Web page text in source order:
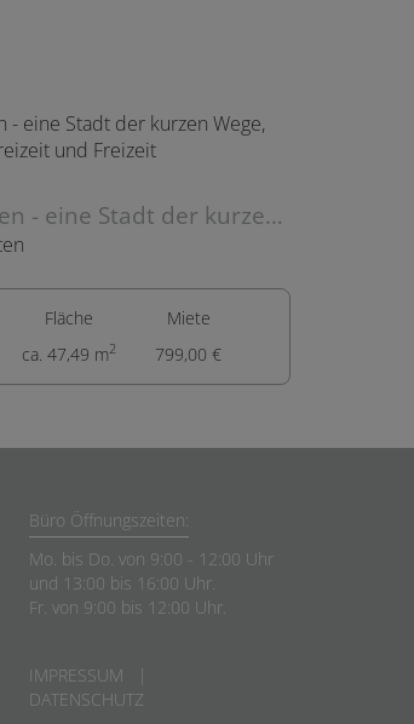
Q11 / St. Pölten - eine Stadt der kurzen Wege, kombiniert mit Freizeit und Freizeit
Fläche
ca. 47,49 m2
Miete
799,00 €
Büro Öffnungszeiten:
Mo. bis Do. von 9:00 - 12:00 Uhr
und 13:00 bis 16:00 Uhr.
Fr. von 9:00 bis 12:00 Uhr.
IMPRESSUM
DATENSCHUTZ